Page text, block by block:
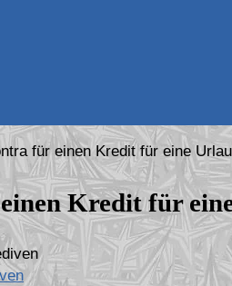
für einen Kredit für eine
Kredit für